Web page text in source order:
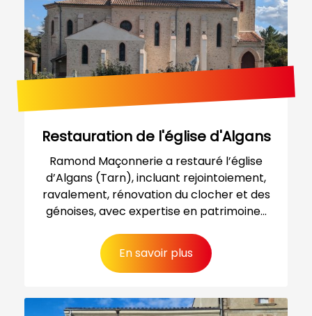
Restauration de l'église d'Algans
Ramond Maçonnerie a restauré l’église
d’Algans (Tarn), incluant rejointoiement,
ravalement, rénovation du clocher et des
génoises, avec expertise en patrimoine...
En savoir plus